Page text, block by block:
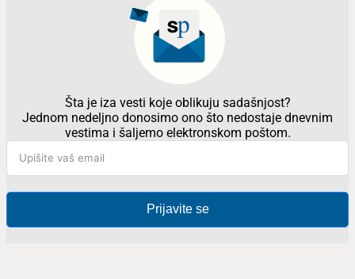
Šta je iza vesti koje oblikuju sadašnjost?
Jednom nedeljno donosimo ono što nedostaje dnevnim
vestima i šaljemo elektronskom poštom.
Prijavite se